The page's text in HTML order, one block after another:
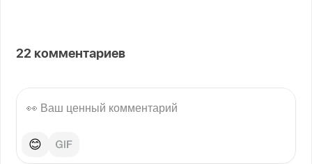
22 комментариев
😊